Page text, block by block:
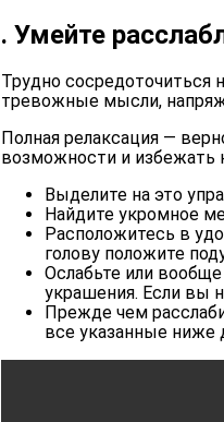
. Умейте
Трудно сосредоточиться
тревожные мысли,
Полная релаксация —
возможности и избежать
Выделите на это
Найдите укромное
Расположитесь в
голову положите
Ослабьте или
украшения. Если вы
Прежде чем
все указанные ниже